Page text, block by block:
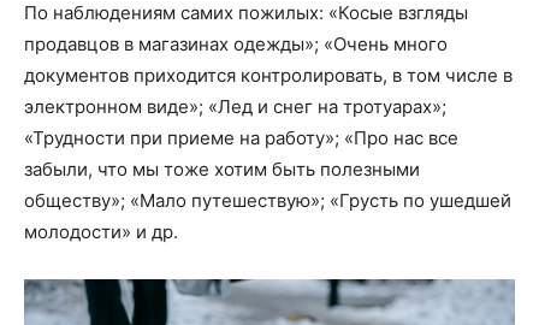
По наблюдениям самих пожилых: «Косые взгляды
продавцов в магазинах одежды»; «Очень много
документов приходится контролировать, в том числе в
электронном виде»; «Лед и снег на тротуарах»;
«Трудности при приеме на работу»; «Про нас все
забыли, что мы тоже хотим быть полезными
обществу»; «Мало путешествую»; «Грусть по ушедшей
молодости» и др.